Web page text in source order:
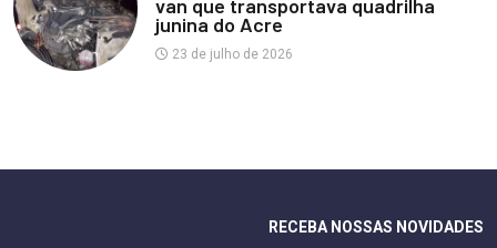
van que transportava quadrilha
junina do Acre
23 de julho de 2026
RECEBA NOSSAS NOVIDADES